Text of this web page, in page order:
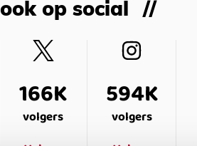
op social
166K
volgers
594K
volgers